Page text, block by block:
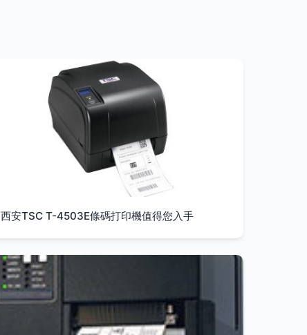
西安TSC T-4503E條碼打印機值得您入手